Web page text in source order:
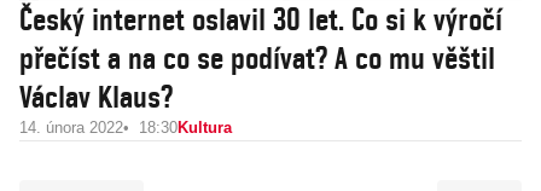
Český internet oslavil 30 let. Co si k výročí
přečíst a na co se podívat? A co mu věštil
Václav Klaus?
14. února 2022 18:30Kultura